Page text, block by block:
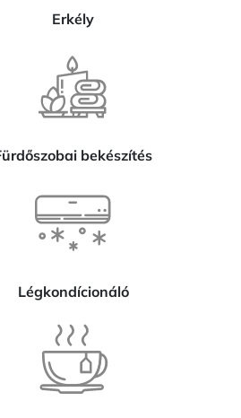
Erkély
bekészítés
Légkondícionáló